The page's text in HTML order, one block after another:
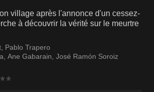
village après l'annonce d'un cessez-
à découvrir la vérité sur le meurtre
, Pablo Trapero
, Ane Gabarain, José Ramón Soroiz